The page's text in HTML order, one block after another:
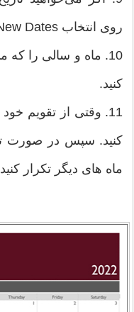
روی انتخاب Select New Dates کلیک کنید.
10. ماه و سالی را که
کنید.
11. وقتی از تقویم
کنید. سپس در صورت
ماه های دیگر تکرار